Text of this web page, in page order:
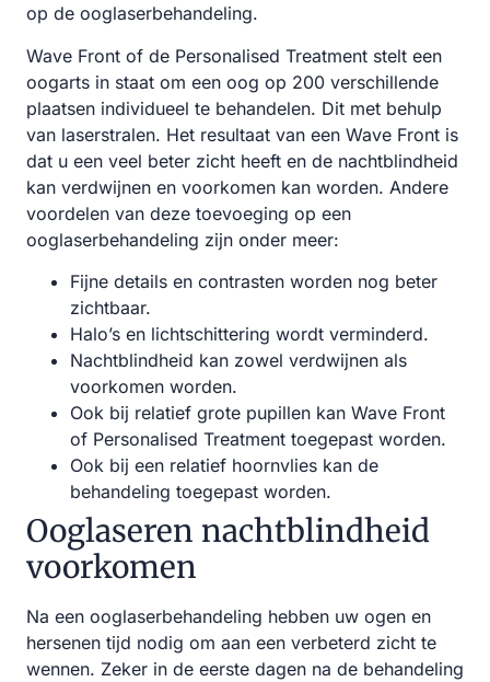
op de ooglaserbehandeling.
Wave Front of de Personalised Treatment stelt een
oogarts in staat om een oog op 200 verschillende
plaatsen individueel te behandelen. Dit met behulp
van laserstralen. Het resultaat van een Wave Front is
dat u een veel beter zicht heeft en de nachtblindheid
kan verdwijnen en voorkomen kan worden. Andere
voordelen van deze toevoeging op een
ooglaserbehandeling zijn onder meer:
Fijne details en contrasten worden nog beter
zichtbaar.
Halo’s en lichtschittering wordt verminderd.
Nachtblindheid kan zowel verdwijnen als
voorkomen worden.
Ook bij relatief grote pupillen kan Wave Front
of Personalised Treatment toegepast worden.
Ook bij een relatief hoornvlies kan de
behandeling toegepast worden.
Ooglaseren nachtblindheid
voorkomen
Na een ooglaserbehandeling hebben uw ogen en
hersenen tijd nodig om aan een verbeterd zicht te
wennen. Zeker in de eerste dagen na de behandeling